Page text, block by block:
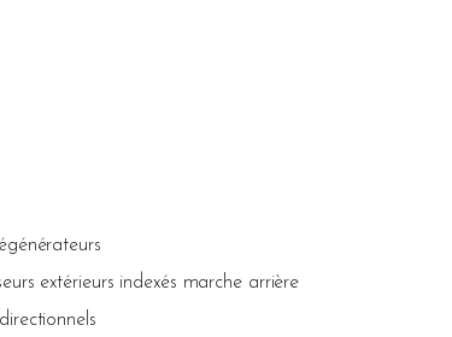
extérieurs indexés marche arrière